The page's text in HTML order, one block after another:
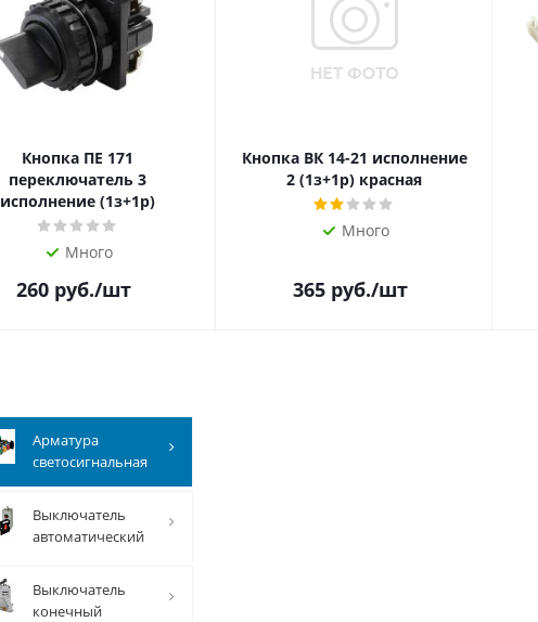
Кнопка ПЕ 171
переключатель 3
исполнение (1з+1р)
Много
260 руб./шт
Кнопка ВК 14-21 исполнение
2 (1з+1р) красная
Много
365 руб./шт
Арматура
светосигнальная
Выключатель
автоматический
Выключатель
конечный